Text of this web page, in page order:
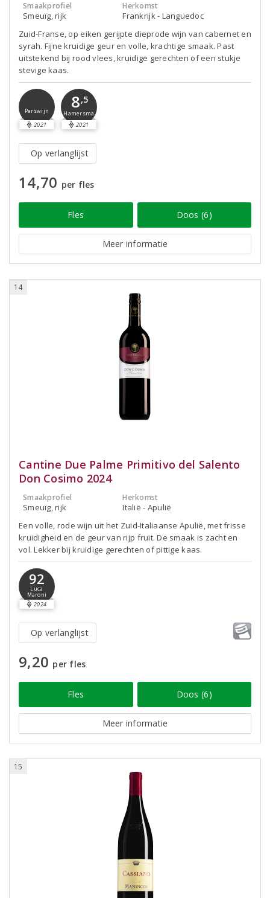
Smaakprofiel
Smeuïg, rijk
Herkomst
Frankrijk - Languedoc
Zuid-Franse, op eiken gerijpte dieprode wijn van cabernet en
syrah. Fijne kruidige geur en volle, krachtige smaak. Past
uitstekend bij rood vlees, kruidige gerechten of een stukje
stevige kaas.
Perswijn
2021
8,5
Hamersma
2021
Op verlanglijst
14,70 per fles
Fles Doos (6)
Meer informatie
14
Cantine Due Palme Primitivo del Salento
Don Cosimo 2024
Smaakprofiel
Smeuïg, rijk
Herkomst
Italië - Apulië
Een volle, rode wijn uit het Zuid-Italiaanse Apulië, met frisse
kruidigheid en de geur van rijp fruit. De smaak is zacht en
vol. Lekker bij kruidige gerechten of pittige kaas.
92
Luca
Maroni
2024
Op verlanglijst
9,20 per fles
Fles Doos (6)
Meer informatie
15